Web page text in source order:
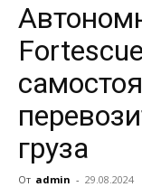
груза
От admin - 29.08.2024